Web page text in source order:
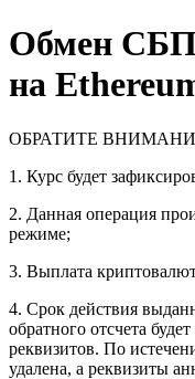
Обмен СБП
на
ОБРАТИТЕ
1. Курс будет
2. Данная операция
режиме;
3. Выплата
4. Срок действия
обратного отсчета
реквизитов. По
удалена, а реквизиты